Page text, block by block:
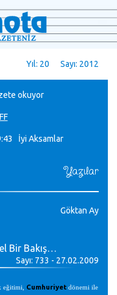
Yıl: 20 Sayı: 2012
okuyor
İyi Aksamlar
Yazılar
Göktan Ay
Bir Bakış…
Sayı: 733 - 27.02.2009
eğitimi, Cumhuriyet dönemi ile